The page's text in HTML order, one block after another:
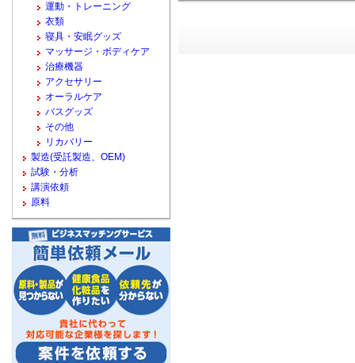
運動・トレーニング
衣類
寝具・安眠グッズ
マッサージ・ボディケア
治療機器
アクセサリー
オーラルケア
バスグッズ
その他
リカバリー
製造(受託製造、OEM)
試験・分析
講演依頼
原料